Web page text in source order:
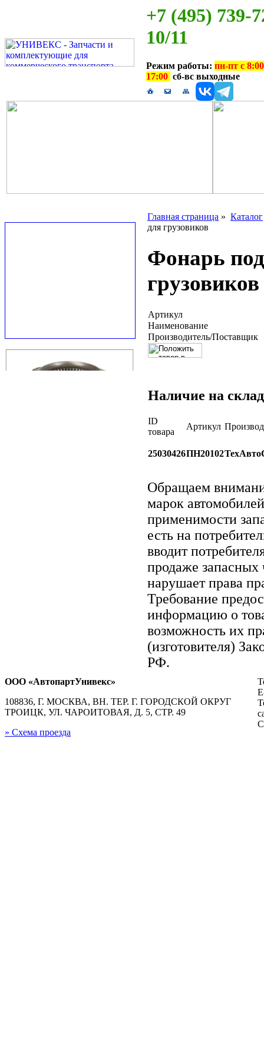
+7 (495) 739-
10/11
Режим работы: пн-пт с
17:00 сб-вс выходные
Главная страница » Каталог
для грузовиков
Фонарь
грузовиков
Артикул
Наименование
Производитель/Поставщик
Наличие на
ID
товара
Артикул
25030426ПН20102
Обращаем
марок
применимости
есть на
вводит
продаже запасных
нарушает права
Требование
информацию о
возможность их
(изготовителя)
РФ.
ООО «АвтопартУнивекс»
108836, Г. МОСКВА, ВН. ТЕР. Г. ГОРОДСКОЙ ОКРУГ
ТРОИЦК, УЛ. ЧАРОИТОВАЯ, Д. 5, СТР. 49
» Схема проезда